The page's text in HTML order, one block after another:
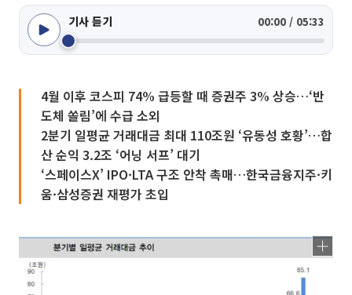
기사 듣기 00:00 / 05:33
4월 이후 코스피 74% 급등할 때 증권주 3% 상승…‘반
도체 쏠림’에 수급 소외
2분기 일평균 거래대금 최대 110조원 ‘유동성 호황’…합
산 순익 3.2조 ‘어닝 서프’ 대기
‘스페이스X’ IPO·LTA 구조 안착 촉매…한국금융지주·키
움·삼성증권 재평가 초입